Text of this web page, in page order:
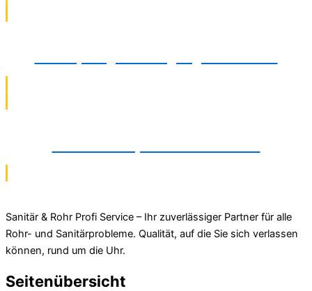
Sanitär & Rohr Profi Service – Ihr zuverlässiger Partner für alle
Rohr- und Sanitärprobleme. Qualität, auf die Sie sich verlassen
können, rund um die Uhr.
Seitenübersicht